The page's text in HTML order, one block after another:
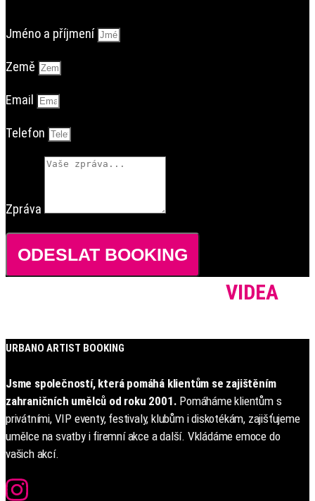
Jméno a příjmení
Země
Email
Telefon
Zpráva
ODESLAT BOOKING
VIDEA
URBANO ARTIST BOOKING
Jsme společností, která pomáhá klientům se zajištěním
zahraničních umělců od roku 2001. Pomáháme klientům s
privátními, VIP eventy, festivaly, klubům i diskotékám, zajišťujeme
umělce na svatby i firemní akce a další. Vkládáme emoce do
vašich akcí.